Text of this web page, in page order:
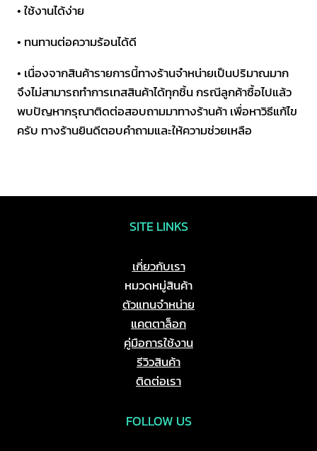
• ใช้งานได้ง่าย
• ทนทานต่อความร้อนได้ดี
• เนื่องจากสินค้ารายการนี้ทางร้านจำหน่ายเป็นปริมาณมาก
จึงไม่สามารถทำการเทสสินค้าได้ทุกชิ้น กรณีลูกค้าซื้อไปแล้ว
พบปัญหากรุณาติดต่อสอบถามมาทางร้านค้า เพื่อหาวิธีแก้ไข
ครับ ทางร้านยินดีตอบคำถามและให้ความช่วยเหลือ
SITE LINKS
เกี่ยวกับเรา
หมวดหมู่สินค้า
ตัวแทนจำหน่าย
แคตตาล็อก
คู่มือการใช้งาน
รีวิวสินค้า
ติดต่อเรา
FOLLOW US